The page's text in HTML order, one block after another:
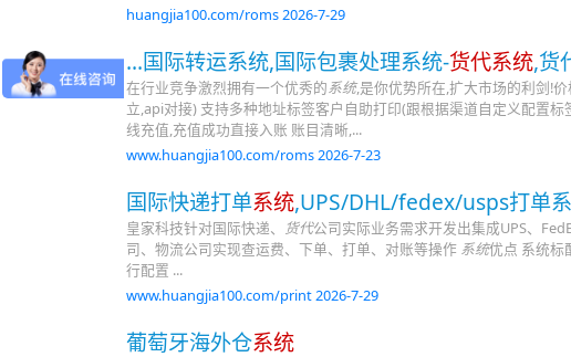
huangjia100.com/roms 2026-7-29
...国际转运系统,国际包裹处理系统-货代系统,货
在行业竞争激烈拥有一个优秀的系统,是你优势所在,扩大市场的利剑!
立,api对接) 支持多种地址标签客户自助打印(跟根据渠道自定义配置
线充值,充值成功直接入账 账目清晰,...
www.huangjia100.com/roms 2026-7-23
国际快递打单系统,UPS/DHL/fedex/usps打单
皇家科技针对国际快递、 货代公司实际业务需求开发出集成UPS、
司、物流公司实现查运费、下单、打单、对账等操作 系统优点 系统标
行配置 ...
www.huangjia100.com/print 2026-7-29
葡萄牙海外仓系统